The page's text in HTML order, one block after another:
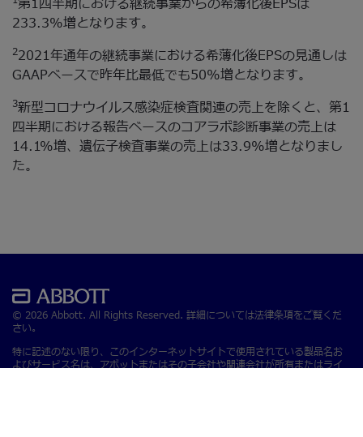
233.3%増となります。
22021年通年の継続事業における希薄化後EPSの見通しは
GAAPベースで昨年比最低でも50%増となります。
3新型コロナウイルス感染症検査関連の売上を除くと、第1
四半期における報告ベースのコアラボ診断事業の売上は
14.1%増、遺伝子検査事業の売上は33.9%増となりまし
た。
© 2026 Abbott. All Rights Reserved. 詳細については法律条項をご覧くだ
さい。
特に記述のない限り、このインターネットサイトで使用されている製品名お
よびサービス名は、アボットまたはその子会社や関連会社が所有またはライ